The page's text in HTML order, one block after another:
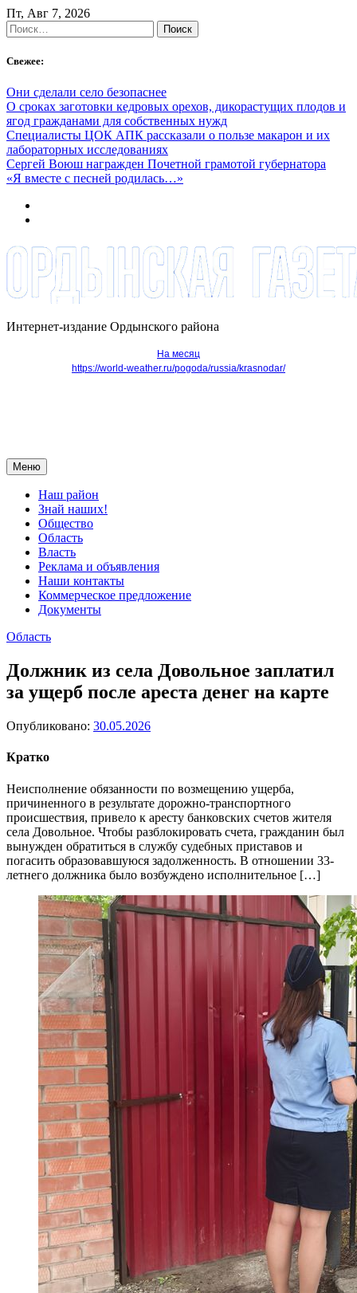
Skip
to
content
Пт, Авг 7, 2026
Найти:
Свежее:
Они сделали село безопаснее
О сроках заготовки кедровых орехов, дикорастущих плодов и
ягод гражданами для собственных нужд
Специалисты ЦОК АПК рассказали о пользе макарон и их
лабораторных исследованиях
Сергей Воюш награжден Почетной грамотой губернатора
«Я вместе с песней родилась…»
Интернет-издание Ордынского района
На месяц
https://world-weather.ru/pogoda/russia/krasnodar/
Меню
Наш район
Знай наших!
Общество
Область
Власть
Реклама и объявления
Наши контакты
Коммерческое предложение
Документы
Область
Должник из села Довольное заплатил
за ущерб после ареста денег на карте
Опубликовано: 30.05.2026
Кратко
Неисполнение обязанности по возмещению ущерба,
причиненного в результате дорожно-транспортного
происшествия, привело к аресту банковских счетов жителя
села Довольное. Чтобы разблокировать счета, гражданин был
вынужден обратиться в службу судебных приставов и
погасить образовавшуюся задолженность. В отношении 33-
летнего должника было возбуждено исполнительное […]